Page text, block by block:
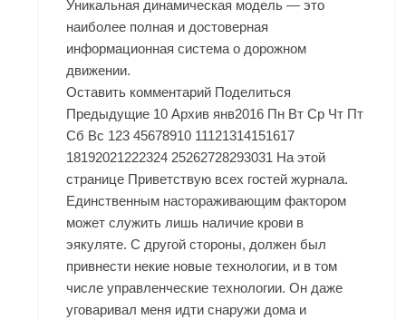
Уникальная динамическая модель — это
наиболее полная и достоверная
информационная система о дорожном
движении.
Оставить комментарий Поделиться
Предыдущие 10 Архив янв2016 Пн Вт Ср Чт Пт
Сб Вс 123 45678910 11121314151617
18192021222324 25262728293031 На этой
странице Приветствую всех гостей журнала.
Единственным настораживающим фактором
может служить лишь наличие крови в
эякуляте. С другой стороны, должен был
привнести некие новые технологии, и в том
числе управленческие технологии. Он даже
уговаривал меня идти снаружи дома и